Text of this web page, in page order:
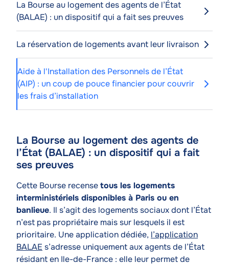
La Bourse au logement des agents de l’État
(BALAE) : un dispositif qui a fait ses preuves
La réservation de logements avant leur livraison
Aide à l'Installation des Personnels de l’État
(AIP) : un coup de pouce financier pour couvrir
les frais d’installation
Contenu
de
l'article
La Bourse au logement des agents de
l’État (BALAE) : un dispositif qui a fait
ses preuves
Texte
Cette Bourse recensetous les logements
interministériels disponibles à Paris ou en
banlieue. Il s’agit des logements sociaux dont l’État
n’est pas propriétaire mais sur lesquels il est
prioritaire. Une application dédiée, l’application
BALAE s’adresse uniquement aux agents de l’État
résidant en Ile-de-France : elle leur permet de